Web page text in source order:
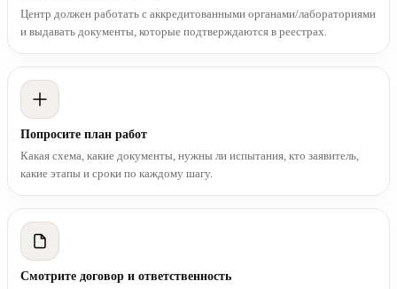
Центр должен работать с аккредитованными органами/лабораториями
и выдавать документы, которые подтверждаются в реестрах.
Попросите план работ
Какая схема, какие документы, нужны ли испытания, кто заявитель,
какие этапы и сроки по каждому шагу.
Смотрите договор и ответственность